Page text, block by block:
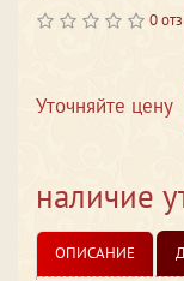
0
Уточняйте цену
наличие
ОПИСАНИЕ